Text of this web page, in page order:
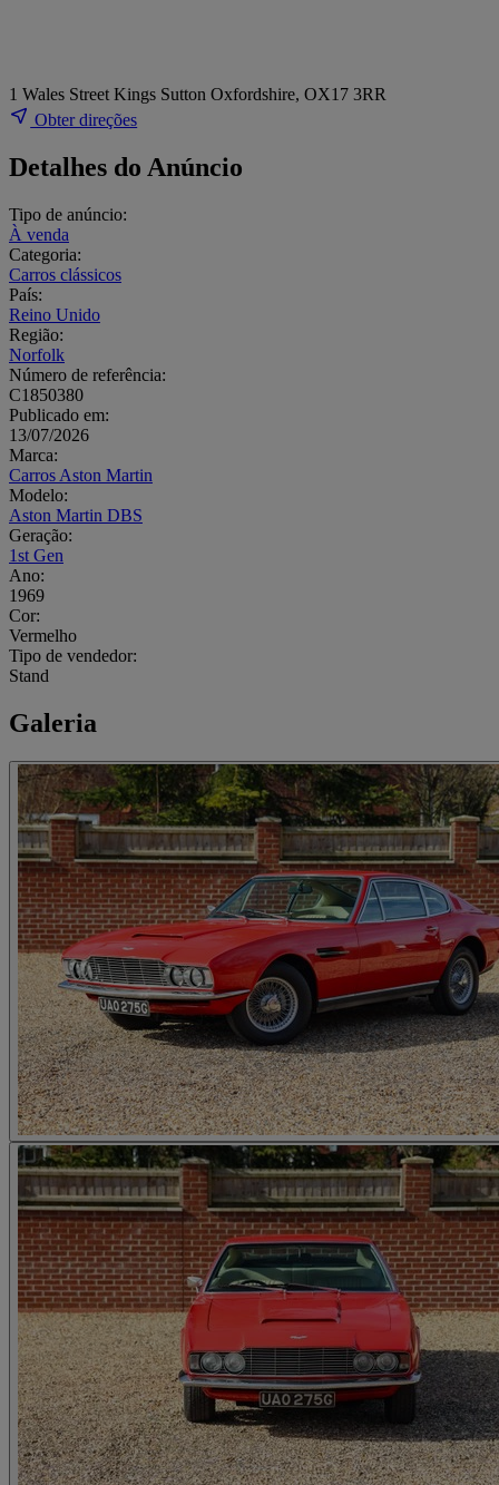
1 Wales Street Kings Sutton Oxfordshire, OX17 3RR
Obter direções
Detalhes do Anúncio
Tipo de anúncio:
À venda
Categoria:
Carros clássicos
País:
Reino Unido
Região:
Norfolk
Número de referência:
C1850380
Publicado em:
13/07/2026
Marca:
Carros Aston Martin
Modelo:
Aston Martin DBS
Geração:
1st Gen
Ano:
1969
Cor:
Vermelho
Tipo de vendedor:
Stand
Galeria